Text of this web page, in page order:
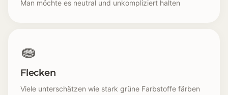
Man möchte es neutral und unkompliziert halten
🧽
Flecken
Viele unterschätzen wie stark grüne Farbstoffe färben